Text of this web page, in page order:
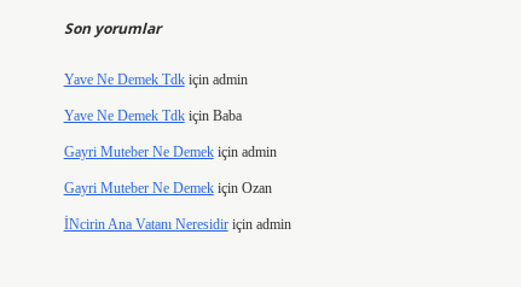
Son yorumlar
Yave Ne Demek Tdkiçin admin
Yave Ne Demek Tdkiçin Baba
Gayri Muteber Ne Demekiçin admin
Gayri Muteber Ne Demekiçin Ozan
İNcirin Ana Vatanı Neresidiriçin admin